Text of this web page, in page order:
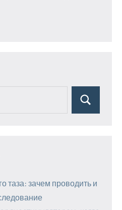
Поиск
таза: зачем проводить и